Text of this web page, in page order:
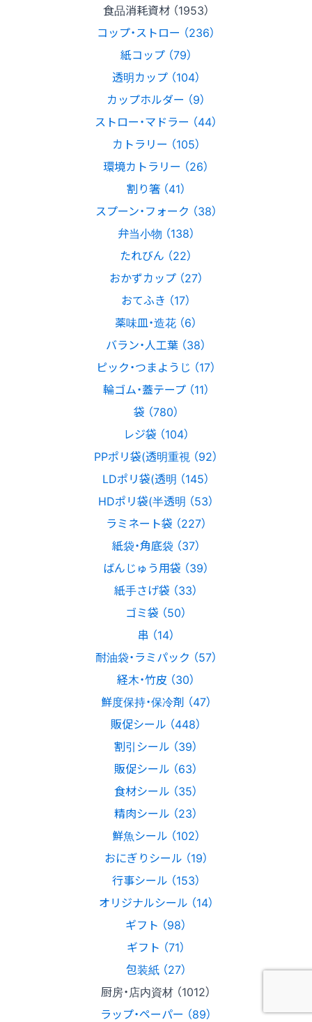
食品消耗資材 （1953）
コップ・ストロー （236）
紙コップ （79）
透明カップ （104）
カップホルダー （9）
ストロー・マドラー （44）
カトラリー （105）
環境カトラリー （26）
割り箸 （41）
スプーン・フォーク （38）
弁当小物 （138）
たれびん （22）
おかずカップ （27）
おてふき （17）
薬味皿・造花 （6）
バラン・人工葉 （38）
ピック・つまようじ （17）
輪ゴム・蓋テープ （11）
袋 （780）
レジ袋 （104）
PPポリ袋(透明重視 （92）
LDポリ袋(透明 （145）
HDポリ袋(半透明 （53）
ラミネート袋 （227）
紙袋・角底袋 （37）
ばんじゅう用袋 （39）
紙手さげ袋 （33）
ゴミ袋 （50）
串 （14）
耐油袋・ラミパック （57）
経木・竹皮 （30）
鮮度保持・保冷剤 （47）
販促シール （448）
割引シール （39）
販促シール （63）
食材シール （35）
精肉シール （23）
鮮魚シール （102）
おにぎりシール （19）
行事シール （153）
オリジナルシール （14）
ギフト （98）
ギフト （71）
包装紙 （27）
厨房・店内資材 （1012）
ラップ・ペーパー （89）